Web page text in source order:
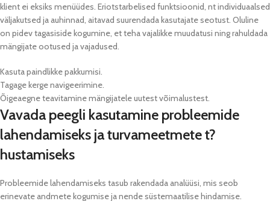
klient ei eksiks menüüdes. Eriotstarbelised funktsioonid, nt individuaalsed
väljakutsed ja auhinnad, aitavad suurendada kasutajate seotust. Oluline
on pidev tagasiside kogumine, et teha vajalikke muudatusi ning rahuldada
mängijate ootused ja vajadused.
Kasuta paindlikke pakkumisi.
Tagage kerge navigeerimine.
Õigeaegne teavitamine mängijatele uutest võimalustest.
Vavada peegli kasutamine probleemide
lahendamiseks ja turvameetmete t?
hustamiseks
Probleemide lahendamiseks tasub rakendada analüüsi, mis seob
erinevate andmete kogumise ja nende süstemaatilise hindamise.